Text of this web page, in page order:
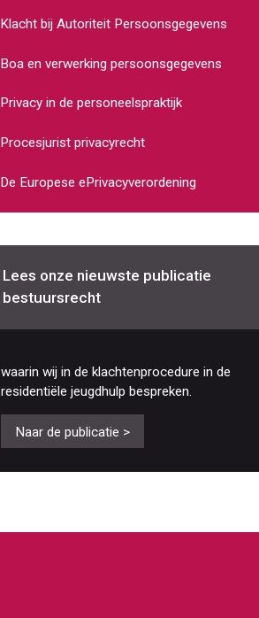
Klacht bij Autoriteit Persoonsgegevens
Boa en verwerking persoonsgegevens
Privacy in de personeelspraktijk
Procesjurist privacyrecht
De Europese ePrivacyverordening
Lees onze nieuwste publicatie
bestuursrecht
waarin wij in de klachtenprocedure in de
residentiële jeugdhulp bespreken.
Naar de publicatie >